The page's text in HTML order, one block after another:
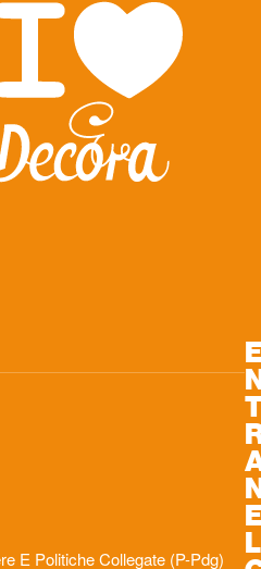
E Politiche Collegate (P-Pdg)
L